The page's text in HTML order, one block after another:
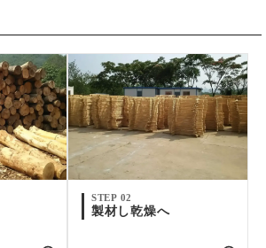
STEP 02
製材し乾燥へ